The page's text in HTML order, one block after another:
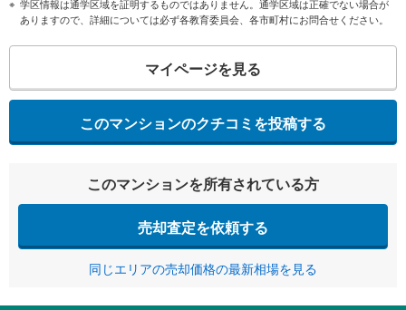
学区情報は通学区域を証明するものではありません。通学区域は正確でない場合が
ありますので、詳細については必ず各教育委員会、各市町村にお問合せください。
マイページを見る
このマンションのクチコミを投稿する
このマンションを所有されている方
売却査定を依頼する
同じエリアの売却価格の最新相場を見る